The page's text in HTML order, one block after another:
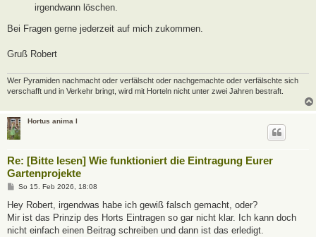
irgendwann löschen.
Bei Fragen gerne jederzeit auf mich zukommen.
Gruß Robert
Wer Pyramiden nachmacht oder verfälscht oder nachgemachte oder verfälschte sich
verschafft und in Verkehr bringt, wird mit Horteln nicht unter zwei Jahren bestraft.
Hortus anima l
Re: [Bitte lesen] Wie funktioniert die Eintragung Eurer
Gartenprojekte
B
i
r
a
So 15. Feb 2026, 18:08
Hey Robert, irgendwas habe ich gewiß falsch gemacht, oder?
Mir ist das Prinzip des Horts Eintragen so gar nicht klar. Ich kann doch
nicht einfach einen Beitrag schreiben und dann ist das erledigt.